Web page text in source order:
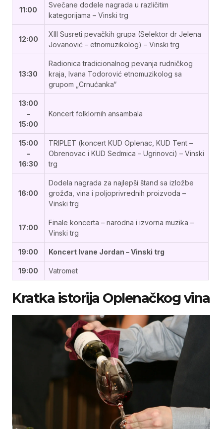
11:00
Svečane dodele nagrada u različitim
kategorijama – Vinski trg
12:00
XIII Susreti pevačkih grupa (Selektor dr Jelena
Jovanović – etnomuzikolog) – Vinski trg
13:30
Radionica tradicionalnog pevanja rudničkog
kraja, Ivana Todorović etnomuzikolog sa
grupom „Crnućanka“
13:00
–
15:00
Koncert folklornih ansambala
15:00
–
16:30
TRIPLET (koncert KUD Oplenac, KUD Tent –
Obrenovac i KUD Sedmica – Ugrinovci) – Vinski
trg
16:00
Dodela nagrada za najlepši štand sa izložbe
grožđa, vina i poljoprivrednih proizvoda –
Vinski trg
17:00
Finale koncerta – narodna i izvorna muzika –
Vinski trg
19:00 Koncert Ivane Jordan – Vinski trg
19:00 Vatromet
Kratka istorija Oplenačkog vina